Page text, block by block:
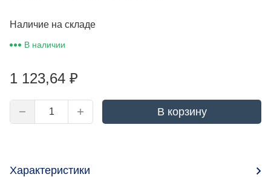
Наличие на складе
В наличии
1 123,64 ₽
В корзину
Характеристики